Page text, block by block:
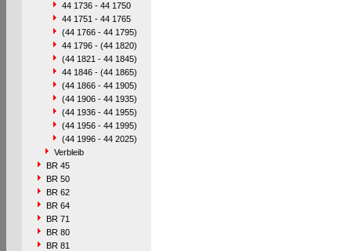
44 1736 - 44 1750
44 1751 - 44 1765
(44 1766 - 44 1795)
44 1796 - (44 1820)
(44 1821 - 44 1845)
44 1846 - (44 1865)
(44 1866 - 44 1905)
(44 1906 - 44 1935)
(44 1936 - 44 1955)
(44 1956 - 44 1995)
(44 1996 - 44 2025)
Verbleib
BR 45
BR 50
BR 62
BR 64
BR 71
BR 80
BR 81